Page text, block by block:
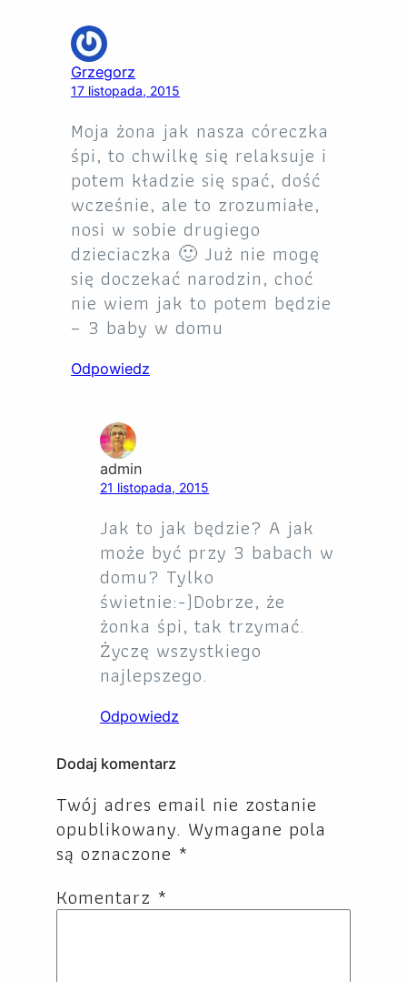
Grzegorz
17 listopada, 2015
Moja żona jak nasza córeczka
śpi, to chwilkę się relaksuje i
potem kładzie się spać, dość
wcześnie, ale to zrozumiałe,
nosi w sobie drugiego
dzieciaczka 🙂 Już nie mogę
się doczekać narodzin, choć
nie wiem jak to potem będzie
– 3 baby w domu
Odpowiedz
admin
21 listopada, 2015
Jak to jak będzie? A jak
może być przy 3 babach w
domu? Tylko
świetnie:-)Dobrze, że
żonka śpi, tak trzymać.
Życzę wszystkiego
najlepszego.
Odpowiedz
Dodaj komentarz
Twój adres email nie zostanie
opublikowany. Wymagane pola
są oznaczone *
Komentarz *